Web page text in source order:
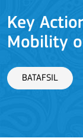
Key
Mobility
BATAFSIL